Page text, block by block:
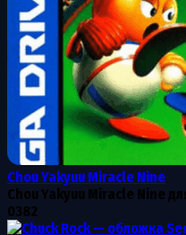
Chou Yakyuu Miracle Nine
Chou Yakyuu Miracle Nine
0382